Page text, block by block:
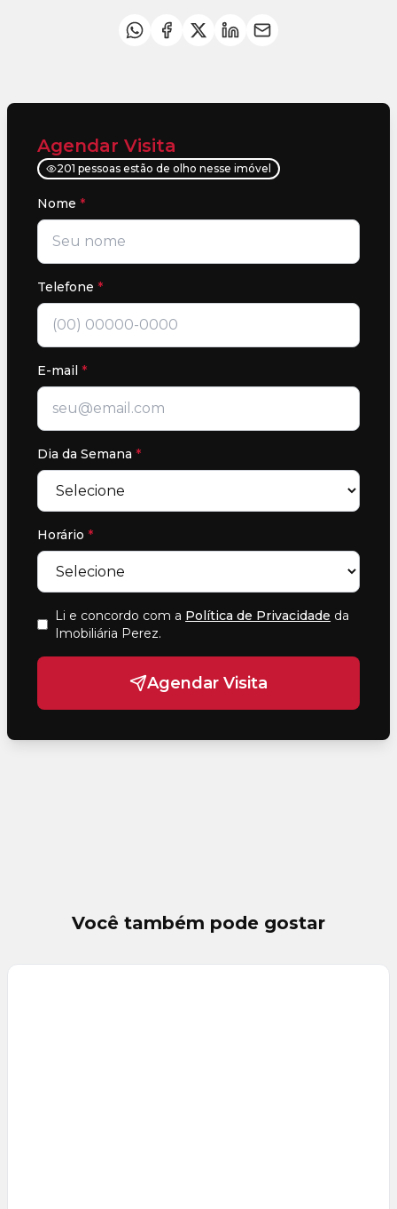
Agendar Visita
201 pessoas estão de olho nesse imóvel
Nome *
Telefone *
E-mail *
Dia da Semana *
Horário *
Li e concordo com a Política de Privacidade da
Imobiliária Perez.
Agendar Visita
Você também pode gostar